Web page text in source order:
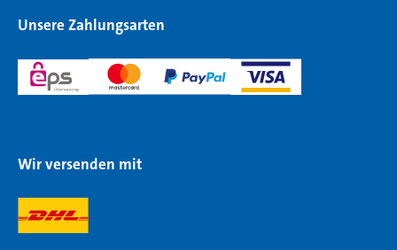
Unsere Zahlungsarten
Wir versenden mit